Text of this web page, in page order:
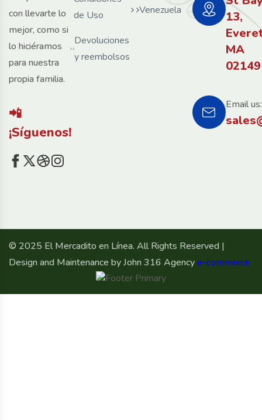
con llevarte lo
mejor, como si
lo hiciéramos
para nuestra
propia familia.
📲
¡Síguenos!
de Uso
Devoluciones
y reembolsos
Venezuela
13,
MA
02149
Email us:
© 2025 El Mercadito en Línea. All Rights Reserved |
Design and Maintenance by John 316 Agencye-commerce